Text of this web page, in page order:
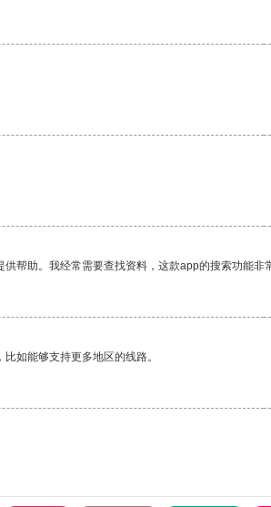
帮助。我经常需要查找资料，这款app的搜索功能非
如能够支持更多地区的线路。